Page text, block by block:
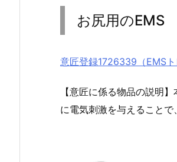
お尻用のEMS
意匠登録1726339（EMSト
【意匠に係る物品の説明
に電気刺激を与えることで